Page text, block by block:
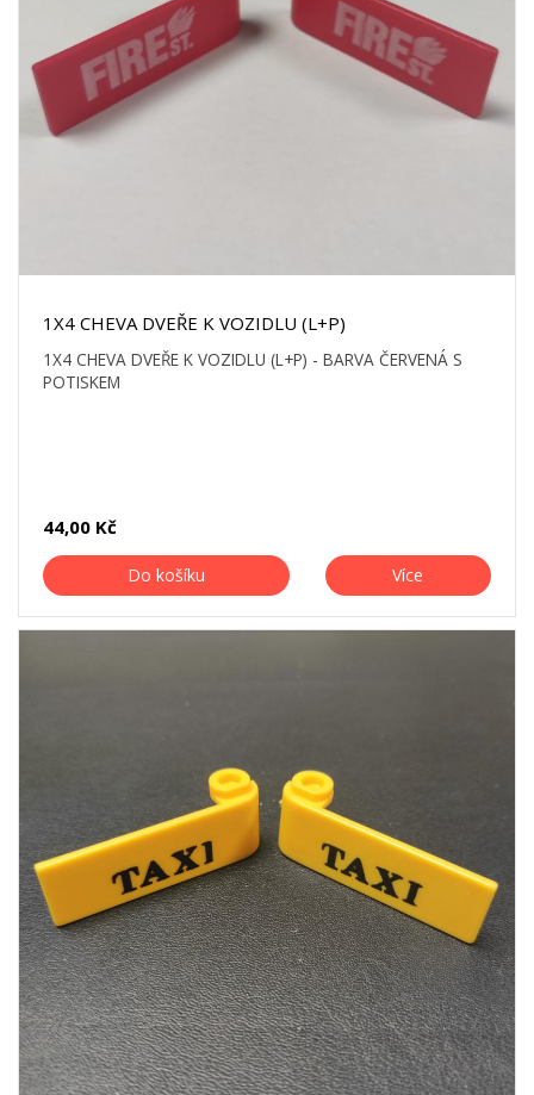
1X4 CHEVA DVEŘE K VOZIDLU (L+P)
1X4 CHEVA DVEŘE K VOZIDLU (L+P) - BARVA ČERVENÁ S
POTISKEM
44,00 Kč
Do košíku Více